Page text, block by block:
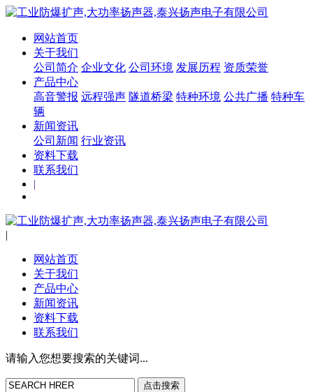
网站首页
关于我们
公司简介 企业文化 公司环境 发展历程 资质荣誉
产品中心
高音警报 远程强声 隧道桥梁 特种环境 公共广播 特种车
辆
新闻资讯
公司新闻 行业资讯
资料下载
联系我们
|
|
网站首页
关于我们
产品中心
新闻资讯
资料下载
联系我们
请输入您想要搜索的关键词...
点击搜索